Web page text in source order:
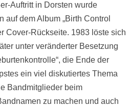
Auftritt in Dorsten wurde
dem Album „Birth Control
Cover-Rückseite. 1983 löste sich
unter veränderter Besetzung
die Ende der
ein viel diskutiertes Thema
Bandmitglieder beim
zu machen und auch